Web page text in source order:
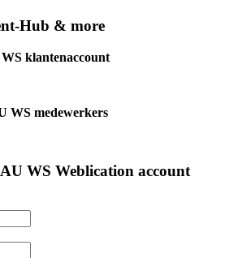
Hub & more
klantenaccount
WS medewerkers
WS Weblication account